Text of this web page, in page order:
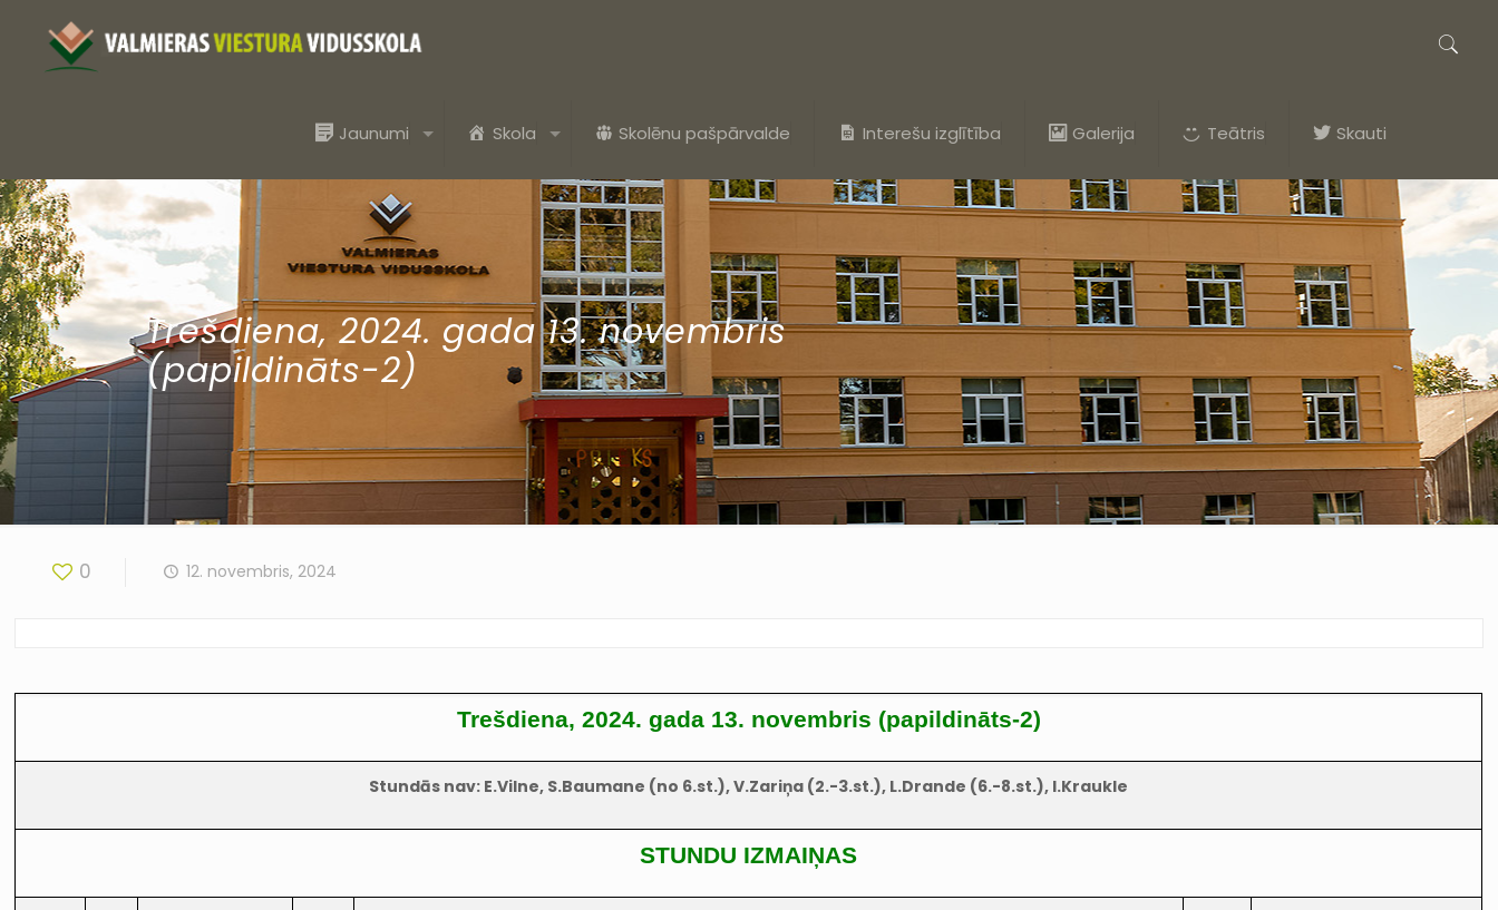
Jaunumi Skola Skolēnu pašpārvalde Interešu izglītība Galerija Teātris Skauti
Trešdiena, 2024. gada 13. novembris
(papildināts-2)
0 12. novembris, 2024
Trešdiena, 2024. gada 13. novembris (papildināts-2)
Stundās nav: E.Vilne, S.Baumane (no 6.st.), V.Zariņa (2.-3.st.), L.Drande (6.-8.st.), I.Kraukle
STUNDU IZMAIŅAS